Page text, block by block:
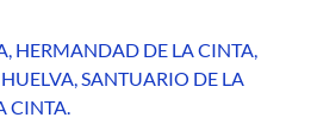
, HERMANDAD DE LA CINTA,
,SANTUARIO DE LA
CINTA.